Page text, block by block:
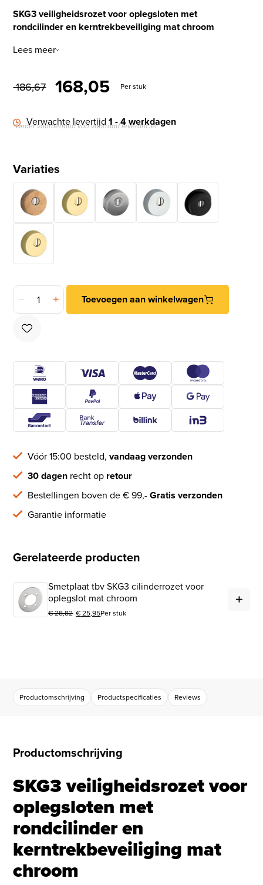
SKG3 veiligheidsrozet voor oplegsloten met
rondcilinder en kerntrekbeveiliging mat chroom
Lees meer
186,67 Oorspronkelijke prijs was:
168,05Huidige prijs is: €
Per stuk
Verwachte levertijd1 - 4 werkdagen
*Onder voorbehoud van voorraad leverancier
Variaties
SKG3 veiligheidsrozet voor oplegsloten met rondcilinder
Toevoegen aan winkelwagen
Vóór 15:00 besteld,vandaag verzonden
30 dagen recht op retour
Bestellingen boven de € 99,-Gratis verzonden
Garantie informatie
Gerelateerde producten
Smetplaat tbv SKG3 cilinderrozet voor
oplegslot mat chroom
€28,82
Oorspronkelijke prijs was: € 28,82.
€25,95
Huidige prijs is: € 25,95.
Per stuk
Productomschrijving Productspecificaties Reviews
Productomschrijving
SKG3 veiligheidsrozet voor
oplegsloten met
rondcilinder en
kerntrekbeveiliging mat
chroom